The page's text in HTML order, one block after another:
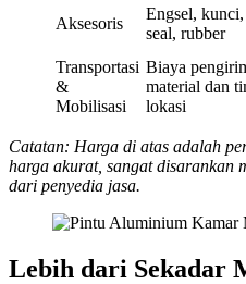
Aksesoris
Engsel,
seal, rubber
Transportasi
&
Mobilisasi
Biaya
material dan
lokasi
Catatan: Harga di atas adalah
harga akurat, sangat disarankan
dari penyedia jasa.
Lebih dari Sekadar